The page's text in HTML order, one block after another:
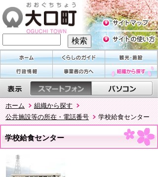
ホーム
組織から探す
公共施設等の所在・電話番号
学校給食センター
学校給食センター